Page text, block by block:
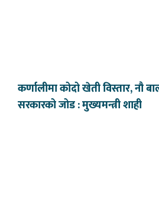
कर्णालीमा कोदो खेती विस्तार, नौ
सरकारको जोड : मुख्यमन्त्री शाही